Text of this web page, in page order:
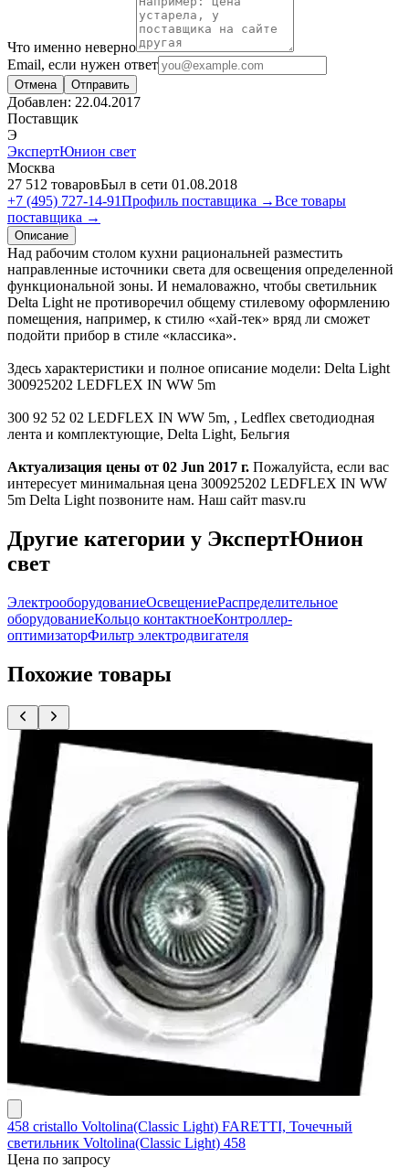
Что именно неверно
Email, если нужен ответ
Отмена Отправить
Добавлен: 22.04.2017
Поставщик
Э
ЭкспертЮнион свет
Москва
27 512 товаровБыл в сети 01.08.2018
+7 (495) 727-14-91Профиль поставщика →Все товары
поставщика →
Описание
Над рабочим столом кухни рациональней разместить
направленные источники света для освещения определенной
функциональной зоны. И немаловажно, чтобы светильник
Delta Light не противоречил общему стилевому оформлению
помещения, например, к стилю «хай-тек» вряд ли сможет
подойти прибор в стиле «классика».
Здесь характеристики и полное описание модели: Delta Light
300925202 LEDFLEX IN WW 5m
300 92 52 02 LEDFLEX IN WW 5m, , Ledflex светодиодная
лента и комплектующие, Delta Light, Бельгия
Актуализация цены от 02 Jun 2017 г. Пожалуйста, если вас
интересует минимальная цена 300925202 LEDFLEX IN WW
5m Delta Light позвоните нам. Наш сайт masv.ru
Другие категории у ЭкспертЮнион
свет
ЭлектрооборудованиеОсвещениеРаспределительное
оборудованиеКольцо контактноеКонтроллер-
оптимизаторФильтр электродвигателя
Похожие товары
458 cristallo Voltolina(Classic Light) FARETTI, Точечный
светильник Voltolina(Classic Light) 458
Цена по запросу